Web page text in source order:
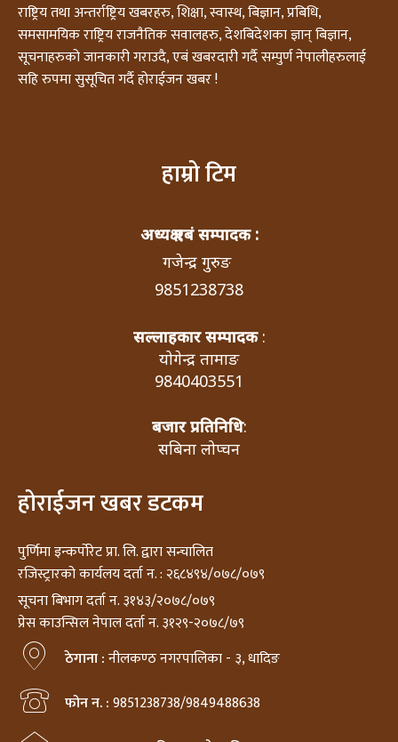
राष्ट्रिय तथा अन्तर्राष्ट्रिय खबरहरु, शिक्षा, स्वास्थ, बिज्ञान, प्रबिधि,
समसामयिक राष्ट्रिय राजनैतिक सवालहरु, देशबिदेशका ज्ञान् बिज्ञान,
सूचनाहरुको जानकारी गराउदै, एबं खबरदारी गर्दै सम्पुर्ण नेपालीहरुलाई
सहि रुपमा सुसूचित गर्दै होराईजन खबर !
हाम्रो टिम
अध्यक्ष एबं सम्पादक :
गजेन्द्र गुरुङ
9851238738
सल्लाहकार सम्पादक:
योगेन्द्र तामाङ
9840403551
बजार प्रतिनिधि:
सबिना लोप्चन
होराईजन खबर डटकम
पुर्णिमा इन्कर्पोरेट प्रा. लि. द्वारा सन्चालित
रजिस्ट्रारको कार्यलय दर्ता न. : २६८४९४/०७८/०७९
सूचना बिभाग दर्ता न. ३१४३/२०७८/०७९
प्रेस काउन्सिल नेपाल दर्ता न. ३१२९-२०७८/७९
ठेगाना :नीलकण्ठ नगरपालिका - ३, धादिङ
फोन न. :9851238738/9849488638